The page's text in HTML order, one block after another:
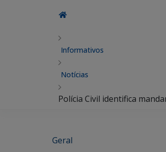
Informativos
Notícias
Polícia Civil identifica
Geral